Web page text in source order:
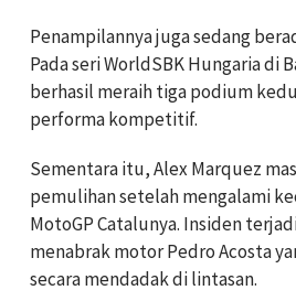
Penampilannya juga sedang
Pada seri WorldSBK Hungaria di
berhasil meraih tiga podium
performa kompetitif.
Sementara itu, Alex Marquez
pemulihan setelah mengalami
MotoGP Catalunya. Insiden
menabrak motor Pedro Acosta
secara mendadak di lintasan.